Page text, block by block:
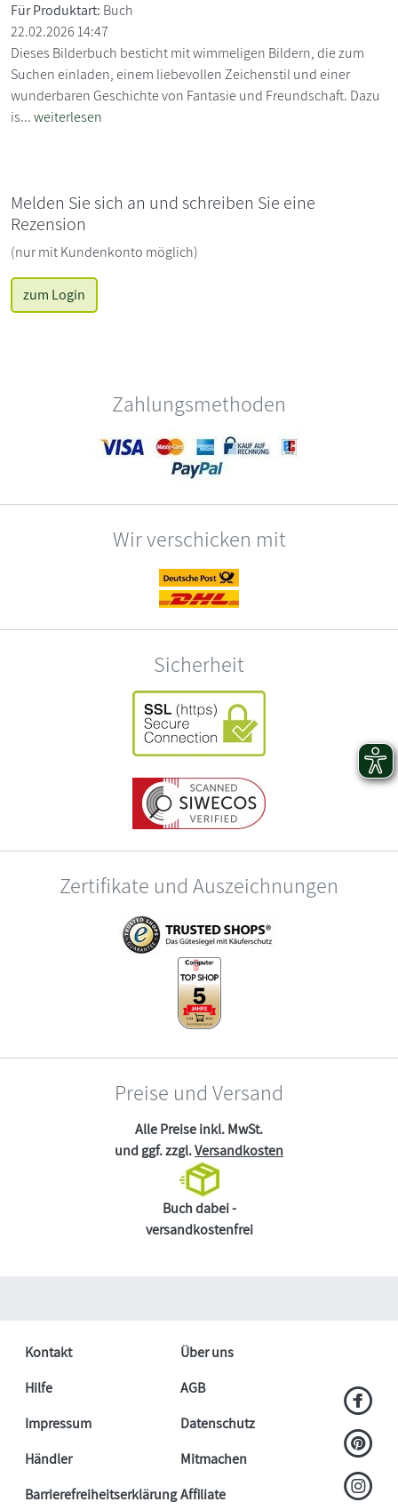
Für Produktart: Buch
22.02.2026 14:47
Dieses Bilderbuch besticht mit wimmeligen Bildern, die zum
Suchen einladen, einem liebevollen Zeichenstil und einer
wunderbaren Geschichte von Fantasie und Freundschaft. Dazu
is...weiterlesen
Melden Sie sich an und schreiben Sie eine
Rezension
(nur mit Kundenkonto möglich)
zum Login
Zahlungsmethoden
Wir verschicken mit
Sicherheit
Zertifikate und Auszeichnungen
Preise und Versand
Alle Preise inkl. MwSt.
und ggf. zzgl.Versandkosten
Buch dabei -
versandkostenfrei
Kontakt
Über uns
Hilfe
AGB
Impressum
Datenschutz
Händler
Mitmachen
BarrierefreiheitserklärungAffiliate